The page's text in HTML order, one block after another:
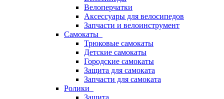
Велоперчатки
Аксессуары для велосипедов
Запчасти и велоинструмент
Самокаты
Трюковые самокаты
Детские самокаты
Городские самокаты
Защита для самоката
Запчасти для самоката
Ролики
Защита